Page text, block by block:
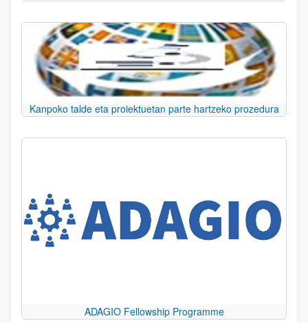
Kanpoko talde eta proiektuetan parte hartzeko prozedura
ADAGIO Fellowship Programme